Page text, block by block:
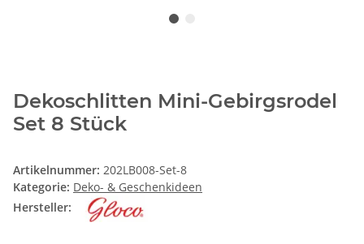
Dekoschlitten Mini-Gebirgsrodel
Set 8 Stück
Artikelnummer: 202LB008-Set-8
Kategorie: Deko- & Geschenkideen
Hersteller: